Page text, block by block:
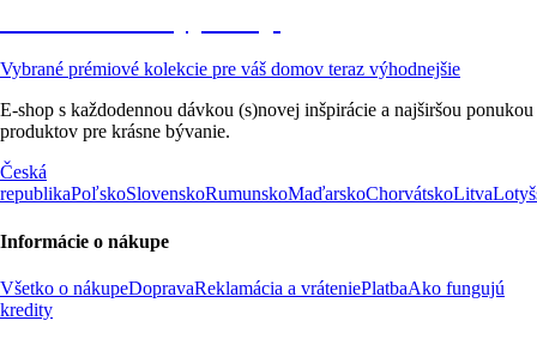
Vybrané prémiové kolekcie pre váš domov teraz výhodnejšie
E-shop s každodennou dávkou (s)novej inšpirácie a najširšou ponukou
produktov pre krásne bývanie.
Česká
republikaPoľskoSlovenskoRumunskoMaďarskoChorvátskoLitva
Informácie o nákupe
Všetko o nákupeDopravaReklamácia a vráteniePlatbaAko fungujú
kredity